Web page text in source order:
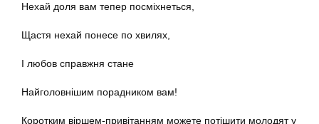
Нехай доля вам тепер посміхнеться,
Щастя нехай понесе по хвилях,
І любов справжня стане
Найголовнішим порадником вам!
Коротким віршем-привітанням можете потішити молодят у